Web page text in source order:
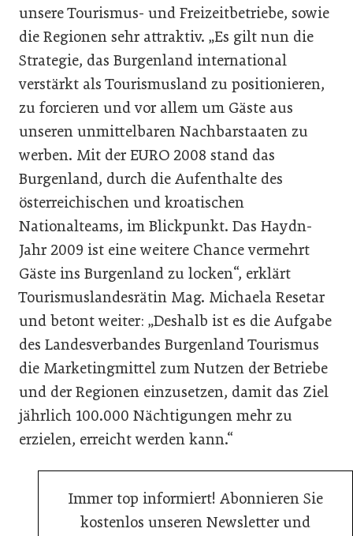
unsere Tourismus- und Freizeitbetriebe, sowie
die Regionen sehr attraktiv. „Es gilt nun die
Strategie, das Burgenland international
verstärkt als Tourismusland zu positionieren,
zu forcieren und vor allem um Gäste aus
unseren unmittelbaren Nachbarstaaten zu
werben. Mit der EURO 2008 stand das
Burgenland, durch die Aufenthalte des
österreichischen und kroatischen
Nationalteams, im Blickpunkt. Das Haydn-
Jahr 2009 ist eine weitere Chance vermehrt
Gäste ins Burgenland zu locken“, erklärt
Tourismuslandesrätin Mag. Michaela Resetar
und betont weiter: „Deshalb ist es die Aufgabe
des Landesverbandes Burgenland Tourismus
die Marketingmittel zum Nutzen der Betriebe
und der Regionen einzusetzen, damit das Ziel
jährlich 100.000 Nächtigungen mehr zu
erzielen, erreicht werden kann.“
Immer top informiert! Abonnieren Sie
kostenlos unseren Newsletter und